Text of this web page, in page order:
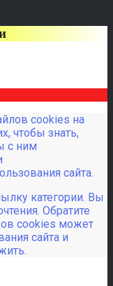
cookies на
чтобы знать,
с ним
сайта.
категории. Вы
Обратите
cookies может
сайта и